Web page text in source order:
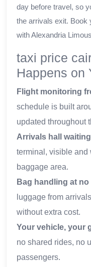
day before travel, so
the arrivals exit. Book
with Alexandria
taxi price
Happens on
Flight monitoring
schedule is built
updated throughout
Arrivals hall
terminal, visible and
baggage area.
Bag handling at no
luggage from
without extra cost.
Your vehicle, your
no shared rides, no
passengers.